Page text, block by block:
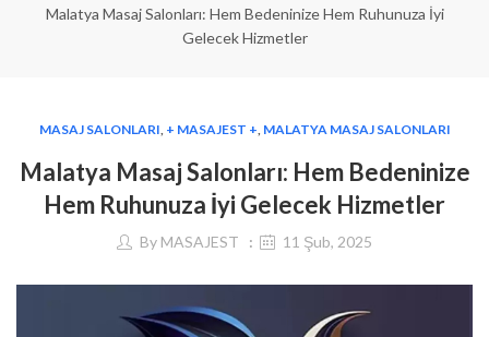
Malatya Masaj Salonları: Hem Bedeninize Hem Ruhunuza İyi
Gelecek Hizmetler
MASAJ SALONLARI, + MASAJEST +, MALATYA MASAJ SALONLARI
Malatya Masaj Salonları: Hem Bedeninize
Hem Ruhunuza İyi Gelecek Hizmetler
By MASAJEST 11 Şub, 2025